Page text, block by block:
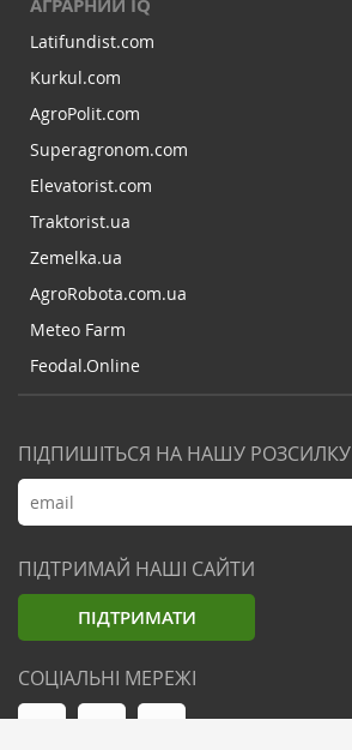
АГРАРНИЙ IQ
Latifundist.com
Kurkul.com
AgroPolit.com
Superagronom.com
Elevatorist.com
Traktorist.ua
Zemelka.ua
AgroRobota.com.ua
Meteo Farm
Feodal.Online
ПІДПИШІТЬСЯ НА НАШУ РОЗСИЛКУ
ПІДТРИМАЙ НАШІ САЙТИ
ПІДТРИМАТИ
СОЦІАЛЬНІ МЕРЕЖІ